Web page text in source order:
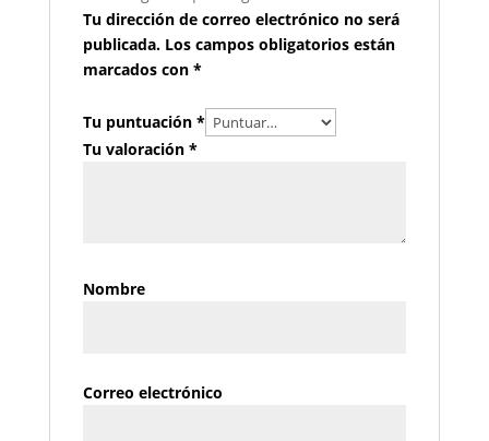
Tu dirección de correo electrónico no será
publicada. Los campos obligatorios están
marcados con *
Tu puntuación *
Tu valoración *
Nombre
Correo electrónico